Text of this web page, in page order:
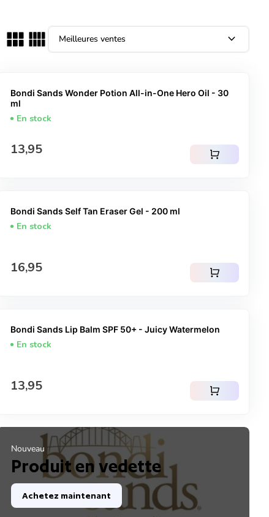
expand_more
Nouveau
Produit en vedette
Achetez maintenant
Bondi Sands Wonder Potion All-in-One Hero Oil - 30
ml
En stock
Prix normal
13,95 shopping_cart
Bondi Sands Self Tan Eraser Gel - 200 ml
En stock
Prix normal
16,95 shopping_cart
Bondi Sands Lip Balm SPF 50+ - Juicy Watermelon
En stock
Prix normal
13,95 shopping_cart